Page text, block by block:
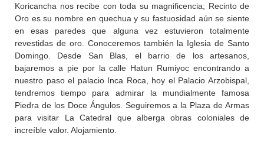
Koricancha nos recibe con toda su magnificencia; Recinto de
Oro es su nombre en quechua y su fastuosidad aún se siente
en esas paredes que alguna vez estuvieron totalmente
revestidas de oro. Conoceremos también la Iglesia de Santo
Domingo. Desde San Blas, el barrio de los artesanos,
bajaremos a pie por la calle Hatun Rumiyoc encontrando a
nuestro paso el palacio Inca Roca, hoy el Palacio Arzobispal,
tendremos tiempo para admirar la mundialmente famosa
Piedra de los Doce Ángulos. Seguiremos a la Plaza de Armas
para visitar La Catedral que alberga obras coloniales de
increíble valor. Alojamiento.